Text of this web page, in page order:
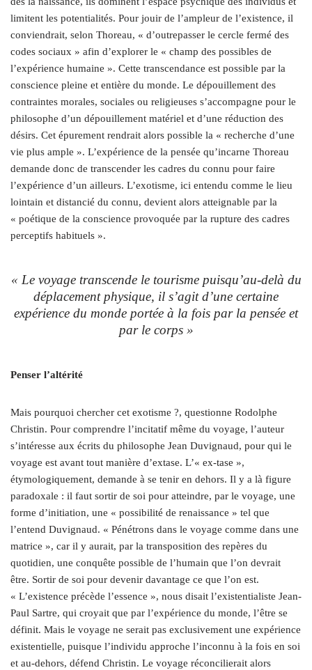
limitent les potentialités. Pour jouir de l’ampleur de l’existence, il
conviendrait, selon Thoreau, « d’outrepasser le cercle fermé des
codes sociaux » afin d’explorer le « champ des possibles de
l’expérience humaine ». Cette transcendance est possible par la
conscience pleine et entière du monde. Le dépouillement des
contraintes morales, sociales ou religieuses s’accompagne pour le
philosophe d’un dépouillement matériel et d’une réduction des
désirs. Cet épurement rendrait alors possible la « recherche d’une
vie plus ample ». L’expérience de la pensée qu’incarne Thoreau
demande donc de transcender les cadres du connu pour faire
l’expérience d’un ailleurs. L’exotisme, ici entendu comme le lieu
lointain et distancié du connu, devient alors atteignable par la
« poétique de la conscience provoquée par la rupture des cadres
perceptifs habituels ».
« Le voyage transcende le tourisme puisqu’au-delà du
déplacement physique, il s’agit d’une certaine
expérience du monde portée à la fois par la pensée et
par le corps »
Penser l’altérité
Mais pourquoi chercher cet exotisme ?, questionne Rodolphe
Christin. Pour comprendre l’incitatif même du voyage, l’auteur
s’intéresse aux écrits du philosophe Jean Duvignaud, pour qui le
voyage est avant tout manière d’extase. L’« ex-tase »,
étymologiquement, demande à se tenir en dehors. Il y a là figure
paradoxale : il faut sortir de soi pour atteindre, par le voyage, une
forme d’initiation, une « possibilité de renaissance » tel que
l’entend Duvignaud. « Pénétrons dans le voyage comme dans une
matrice », car il y aurait, par la transposition des repères du
quotidien, une conquête possible de l’humain que l’on devrait
être. Sortir de soi pour devenir davantage ce que l’on est.
« L’existence précède l’essence », nous disait l’existentialiste Jean-
Paul Sartre, qui croyait que par l’expérience du monde, l’être se
définit. Mais le voyage ne serait pas exclusivement une expérience
existentielle, puisque l’individu approche l’inconnu à la fois en soi
et au-dehors, défend Christin. Le voyage réconcilierait alors